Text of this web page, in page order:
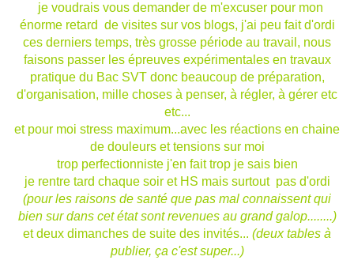
je voudrais vous demander de m'excuser pour mon
énorme retard de visites sur vos blogs, j'ai peu fait d'ordi
ces derniers temps, très grosse période au travail, nous
faisons passer les épreuves expérimentales en travaux
pratique du Bac SVT donc beaucoup de préparation,
d'organisation, mille choses à penser, à régler, à gérer etc
etc...
et pour moi stress maximum...avec les réactions en chaine
de douleurs et tensions sur moi
trop perfectionniste j'en fait trop je sais bien
je rentre tard chaque soir et HS mais surtout pas d'ordi
(pour les raisons de santé que pas mal connaissent qui
bien sur dans cet état sont revenues au grand galop........)
et deux dimanches de suite des invités... (deux tables à
publier, ça c'est super...)